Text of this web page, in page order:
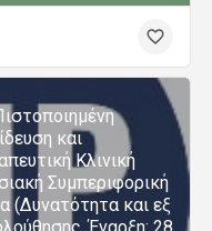
και
Κλινική
Συμπεριφορική
(Δυνατότητα και εξ